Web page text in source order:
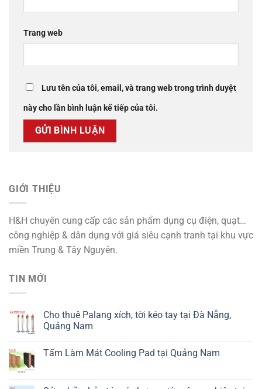
Trang web
Lưu tên của tôi, email, và trang web trong trình duyệt
này cho lần bình luận kế tiếp của tôi.
GIỚI THIỆU
H&H chuyên cung cấp các sản phẩm dụng cụ điện, quạt…
công nghiệp & dân dụng với giá siêu cạnh tranh tại khu vực
miền Trung & Tây Nguyên.
TIN MỚI
Cho thuê Palang xích, tời kéo tay tại Đà Nẵng,
Quảng Nam
Tấm Làm Mát Cooling Pad tại Quảng Nam